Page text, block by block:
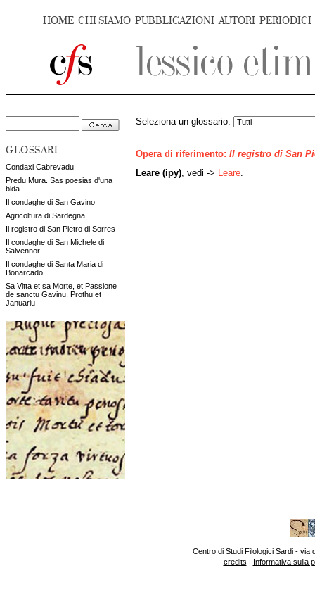
HOME CHI SIAMO PUBBLICAZIONI AUTORI PERIODICI
GLOSSARI
Condaxi Cabrevadu
Predu Mura. Sas poesias d'una
bida
Il condaghe di San Gavino
Agricoltura di Sardegna
Il registro di San Pietro di Sorres
Il condaghe di San Michele di
Salvennor
Il condaghe di Santa Maria di
Bonarcado
Sa Vitta et sa Morte, et Passione
de sanctu Gavinu, Prothu et
Januariu
Seleziona un glossario:
Opera di riferimento: Il registro di San
Leare (ipy) , vedi -> Leare
Centro di Studi Filologici Sardi - via
credits | Informativa sulla